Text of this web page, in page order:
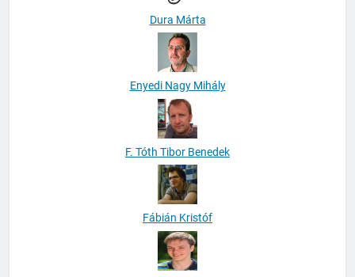
Dura Márta
Enyedi Nagy Mihály
F. Tóth Tibor Benedek
Fábián Kristóf